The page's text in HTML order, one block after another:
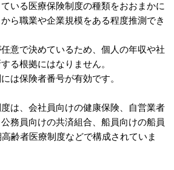
いる医療保険制度の種類をおおまかに
ら職業や企業規模をある程度推測でき
意で決めているため、個人の年収や社
る根拠にはなりません。
は保険者番号が有効です。
は、会社員向けの健康保険、自営業者
務員向けの共済組合、船員向けの船員
齢者医療制度などで構成されていま